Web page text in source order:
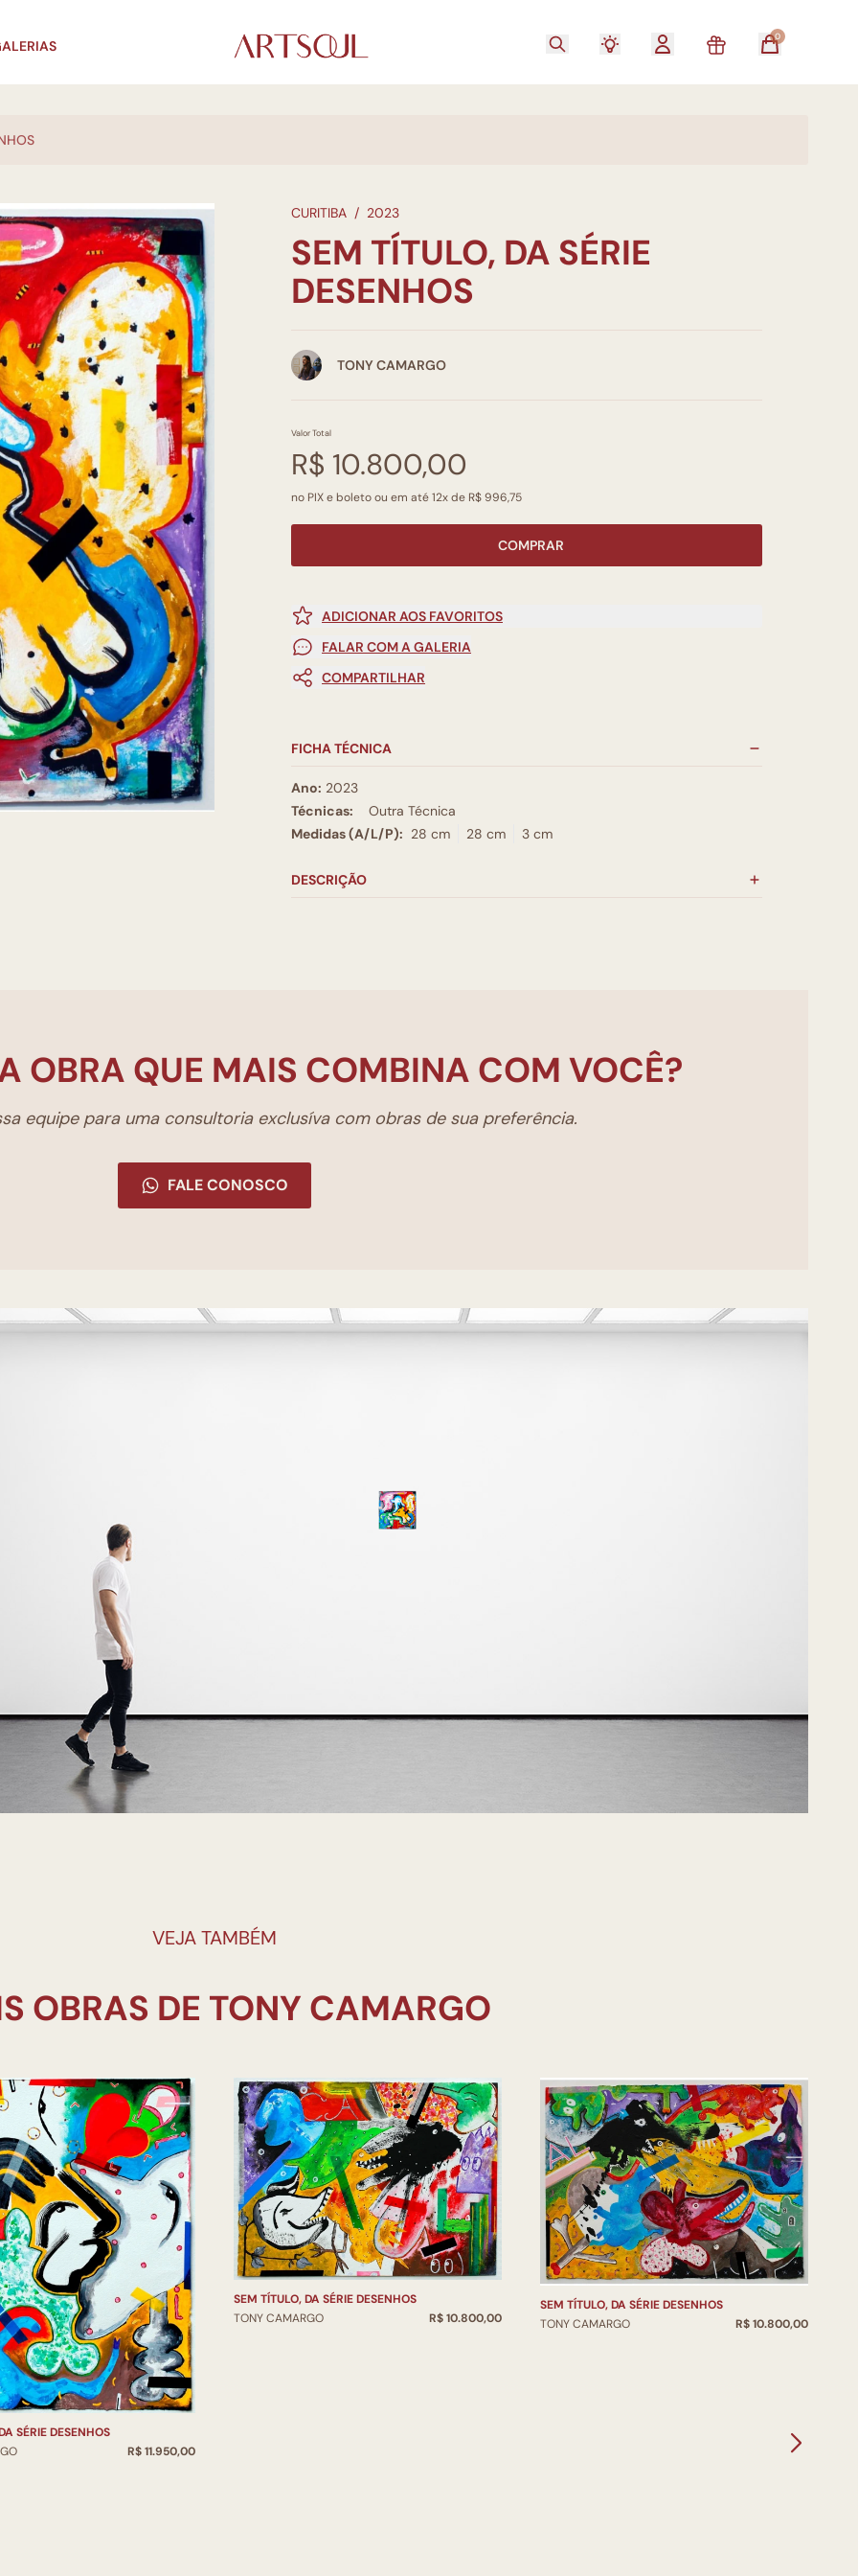
0
CURITIBA / 2023
SEM TÍTULO, DA SÉRIE
DESENHOS
TONY CAMARGO
Valor Total
R$ 10.800,00
no PIX e boleto ou em até 12x de R$ 996,75
COMPRAR
ADICIONAR AOS FAVORITOS
FALAR COM A GALERIA
COMPARTILHAR
FICHA TÉCNICA
Ano: 2023
Técnicas:
Outra Técnica
Medidas (A/L/P): 28 cm 28 cm 3 cm
DESCRIÇÃO
OBRA QUE MAIS COMBINA COM VOCÊ?
equipe para uma consultoria exclusíva com obras de sua preferência.
FALE CONOSCO
VEJA TAMBÉM
SÉRIE DESENHOS
R$ 11.950,00
SEM TÍTULO, DA SÉRIE DESENHOS
TONY CAMARGO
R$ 10.800,00
SEM TÍTULO, DA SÉRIE DESENHOS
TONY CAMARGO
R$ 10.800,00